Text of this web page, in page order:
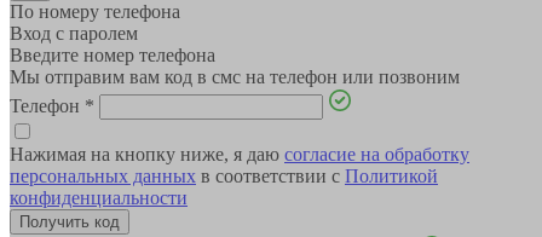
По номеру телефона
Вход с паролем
Введите номер телефона
Мы отправим вам код в смс на телефон или позвоним
Телефон *
Нажимая на кнопку ниже, я даю согласие на обработку
персональных данных в соответствии с Политикой
конфиденциальности